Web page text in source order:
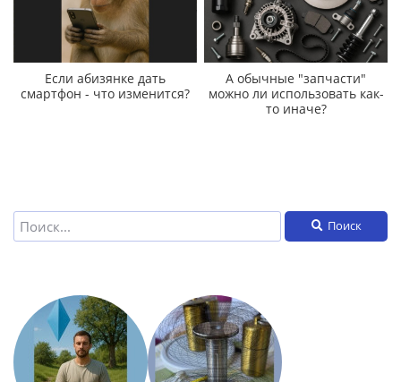
Если абизянке дать
смартфон - что изменится?
А обычные "запчасти"
можно ли использовать как-
то иначе?
Поиск